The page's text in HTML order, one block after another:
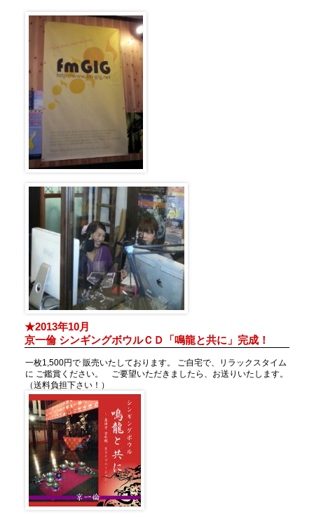
★2013年10月
京一倫 シンギングボウルＣＤ「鳴龍と共に」完成！
一枚1,500円で 販売いたしております。 ご自宅で、リラックスタイム
に ご鑑賞ください。 ご要望いただきましたら、お送りいたします。
（送料負担下さい！）